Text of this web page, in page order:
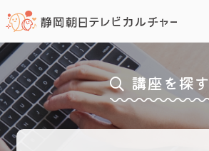
講座を探す